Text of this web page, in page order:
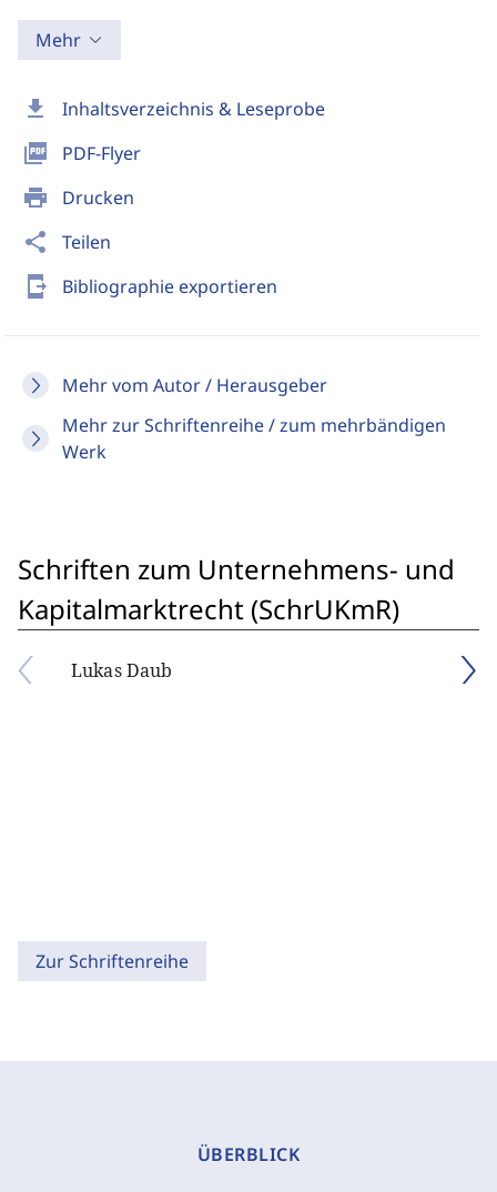
download Inhaltsverzeichnis & Leseprobe
picture_as_pdf PDF-Flyer
print Drucken
share Teilen
send_to_mobile Bibliographie exportieren
Mehr vom Autor / Herausgeber
Mehr zur Schriftenreihe / zum mehrbändigen
Werk
Mehr
Schriften zum Unternehmens- und
Kapitalmarktrecht (SchrUKmR)
Lukas Daub
Zur Schriftenreihe
ÜBERBLICK